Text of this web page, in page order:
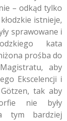
– odkąd tylko
istnieje,
sprawowane i
kata
prośba do
aby
Ekscelencji i
tak aby
nie były
tym bardziej